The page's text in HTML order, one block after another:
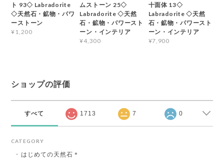
ト 93◇ Labradorite
◇天然石・鉱物・パワ
ーストーン
¥1,200
ムストーン 25◇
Labradorite ◇天然
石・鉱物・パワースト
ーン・インテリア
¥4,300
十面体 13◇
Labradorite ◇天然
石・鉱物・パワースト
ーン・インテリア
¥7,900
ショップの評価
すべて 1713 7 0
CATEGORY
はじめての天然石＊